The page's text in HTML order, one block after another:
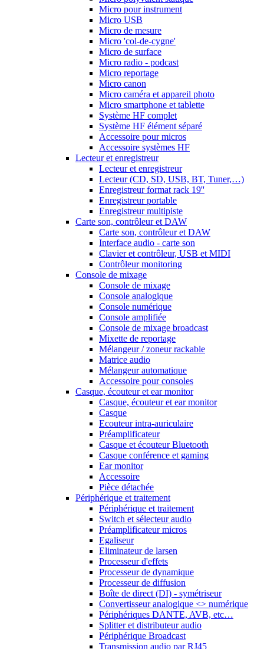
Micro pour instrument
Micro USB
Micro de mesure
Micro 'col-de-cygne'
Micro de surface
Micro radio - podcast
Micro reportage
Micro canon
Micro caméra et appareil photo
Micro smartphone et tablette
Système HF complet
Système HF élément séparé
Accessoire pour micros
Accessoire systèmes HF
Lecteur et enregistreur
Lecteur et enregistreur
Lecteur (CD, SD, USB, BT, Tuner,…)
Enregistreur format rack 19''
Enregistreur portable
Enregistreur multipiste
Carte son, contrôleur et DAW
Carte son, contrôleur et DAW
Interface audio - carte son
Clavier et contrôleur, USB et MIDI
Contrôleur monitoring
Console de mixage
Console de mixage
Console analogique
Console numérique
Console amplifiée
Console de mixage broadcast
Mixette de reportage
Mélangeur / zoneur rackable
Matrice audio
Mélangeur automatique
Accessoire pour consoles
Casque, écouteur et ear monitor
Casque, écouteur et ear monitor
Casque
Ecouteur intra-auriculaire
Préamplificateur
Casque et écouteur Bluetooth
Casque conférence et gaming
Ear monitor
Accessoire
Pièce détachée
Périphérique et traitement
Périphérique et traitement
Switch et sélecteur audio
Préamplificateur micros
Egaliseur
Eliminateur de larsen
Processeur d'effets
Processeur de dynamique
Processeur de diffusion
Boîte de direct (DI) - symétriseur
Convertisseur analogique <> numérique
Périphériques DANTE, AVB, etc…
Splitter et distributeur audio
Périphérique Broadcast
Transmission audio par RJ45